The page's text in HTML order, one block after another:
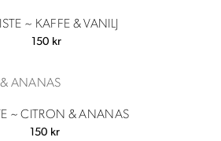
~ KAFFE & VANILJ
150 kr
~ CITRON & ANANAS
150 kr